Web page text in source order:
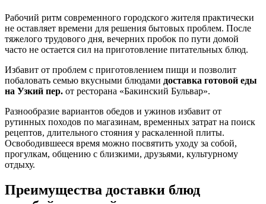
Рабочий ритм современного городского жителя практически
не оставляет времени для решения бытовых проблем. После
тяжелого трудового дня, вечерних пробок по пути домой
часто не остается сил на приготовление питательных блюд.
Избавит от проблем с приготовлением пищи и позволит
побаловать семью вкусными блюдами доставка готовой еды
на Узкий пер. от ресторана «Бакинский Бульвар».
Разнообразие вариантов обедов и ужинов избавит от
рутинных походов по магазинам, временных затрат на поиск
рецептов, длительного стояния у раскаленной плиты.
Освободившееся время можно посвятить уходу за собой,
прогулкам, общению с близкими, друзьями, культурному
отдыху.
Преимущества доставки блюд